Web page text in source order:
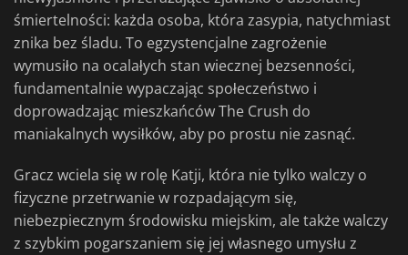
śmiertelności: każda osoba, która zasypia, natychmiast
znika bez śladu. To egzystencjalne zagrożenie
wymusiło na ocalałych stan wiecznej bezsenności,
fundamentalnie wypaczając społeczeństwo i
doprowadzając mieszkańców The Crush do
maniakalnych wysiłków, aby po prostu nie zasnąć.
Gracz wciela się w rolę Katji, która nie tylko walczy o
fizyczne przetrwanie w rozpadającym się,
niebezpiecznym środowisku miejskim, ale także walczy
z szybkim pogarszaniem się jej własnego umysłu z